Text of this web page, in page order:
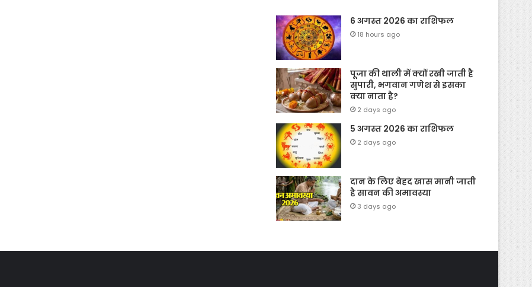
6 अगस्त 2026 का राशिफल
18 hours ago
पूजा की थाली में क्यों रखी जाती है
सुपारी, भगवान गणेश से इसका
क्या नाता है?
2 days ago
5 अगस्त 2026 का राशिफल
2 days ago
दान के लिए बेहद खास मानी जाती
है सावन की अमावस्या
3 days ago